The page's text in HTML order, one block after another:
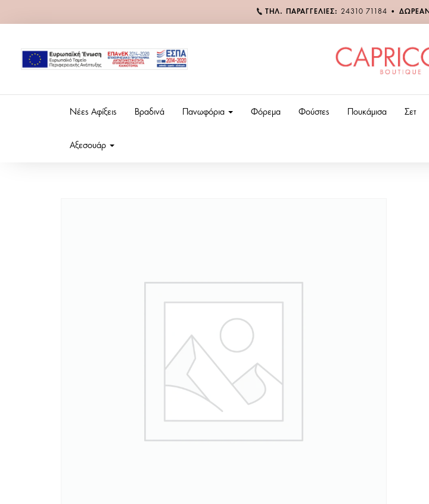
ΤΗΛ. ΠΑΡΑΓΓΕΛΙΕΣ: 24310 71184 •
Νέες Αφίξεις Βραδινά Πανωφόρια Φόρεμα Φούστες Πουκάμισα Σετ
Αξεσουάρ